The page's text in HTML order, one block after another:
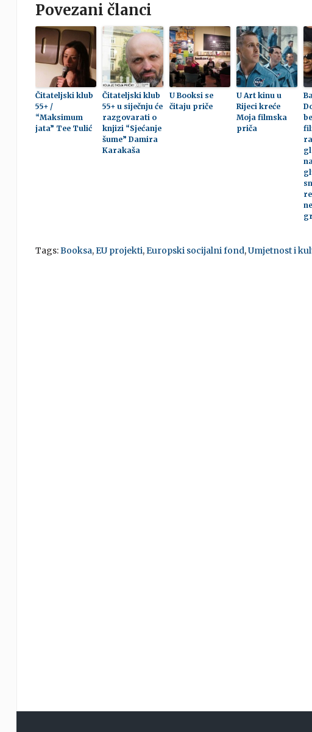
Povezani članci
Čitateljski klub
55+ /
“Maksimum
jata” Tee Tulić
Čitateljski klub
55+ u siječnju će
razgovarati o
knjizi “Sjećanje
šume” Damira
Karakaša
U Booksi se
čitaju priče
U Art kinu u
Rijeci kreće
Moja filmska
priča
Tags:Booksa,EU projekti,Europski socijalni fond,Umjetnost i